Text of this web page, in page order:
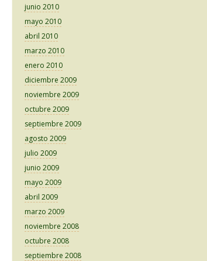
junio 2010
mayo 2010
abril 2010
marzo 2010
enero 2010
diciembre 2009
noviembre 2009
octubre 2009
septiembre 2009
agosto 2009
julio 2009
junio 2009
mayo 2009
abril 2009
marzo 2009
noviembre 2008
octubre 2008
septiembre 2008